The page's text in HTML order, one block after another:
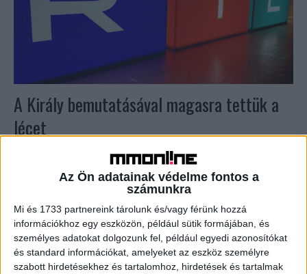
Az Ön adatainak védelme fontos a
számunkra
Mi és 1733 partnereink tárolunk és/vagy férünk hozzá
információkhoz egy eszközön, például sütik formájában, és
személyes adatokat dolgozunk fel, például egyedi azonosítókat
és standard információkat, amelyeket az eszköz személyre
szabott hirdetésekhez és tartalomhoz, hirdetések és tartalmak
A Király bemutatásával magasra tettük a
lécet
Az RTL-es menedzserekkel készült interjúsorozatunk mai
folytatásából kiderül, hogy mire számítanak a
reklámpiacon, mit gondolnak a tévé profitabilitásáról és
mit terveznek még erre az...